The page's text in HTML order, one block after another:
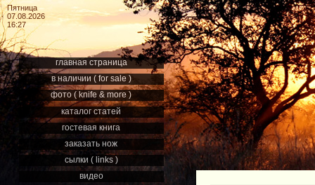
Пятница
07.08.2026
16:27
главная страница
в наличии ( for sale )
фото ( knife & more )
каталог статей
гостевая книга
заказать нож
сылки ( links )
видео